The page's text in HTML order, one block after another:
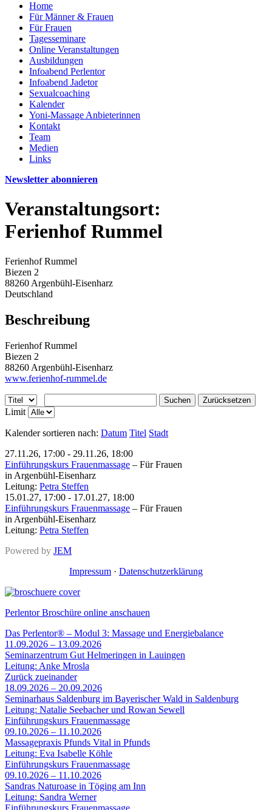
Home
Für Männer & Frauen
Für Frauen
Tagesseminare
Online Veranstaltungen
Ausbildungen
Infoabend Perlentor
Infoabend Jadetor
Sexualcoaching
Kalender
Yoni-Massage Anbieterinnen
Kontakt
Team
Medien
Links
Newsletter abonnieren
Veranstaltungsort:
Ferienhof Rummel
Ferienhof Rummel
Biezen 2
88260 Argenbühl-Eisenharz
Deutschland
Beschreibung
Ferienhof Rummel
Biezen 2
88260 Argenbühl-Eisenharz
www.ferienhof-rummel.de
Suchen Zurücksetzen
Limit
Kalender sortieren nach: Datum Titel Stadt
27.11.26, 17:00 - 29.11.26, 18:00
Einführungskurs Frauenmassage – Für Frauen
in Argenbühl-Eisenharz
Leitung: Petra Steffen
15.01.27, 17:00 - 17.01.27, 18:00
Einführungskurs Frauenmassage – Für Frauen
in Argenbühl-Eisenharz
Leitung: Petra Steffen
Powered by JEM
Impressum · Datenschutzerklärung
Perlentor Broschüre online anschauen
Das Perlentor® – Modul 3: Massage und Energiebalance
11.09.2026 – 13.09.2026
Seminarzentrum Gut Helmeringen in Lauingen
Leitung: Anke Mrosla
Zurück zueinander
18.09.2026 – 20.09.2026
Seminarhaus Saldenburg im Bayerischer Wald in Saldenburg
Leitung: Natalie Seebacher und Rowan Sewell
Einführungskurs Frauenmassage
09.10.2026 – 11.10.2026
Massagepraxis Pfunds Vital in Pfunds
Leitung: Eva Isabelle Köhle
Einführungskurs Frauenmassage
09.10.2026 – 11.10.2026
Sandras Naturoase in Töging am Inn
Leitung: Sandra Werner
Einführungskurs Frauenmassage